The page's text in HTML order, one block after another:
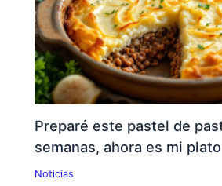
Preparé este pastel de
semanas, ahora es mi
Noticias